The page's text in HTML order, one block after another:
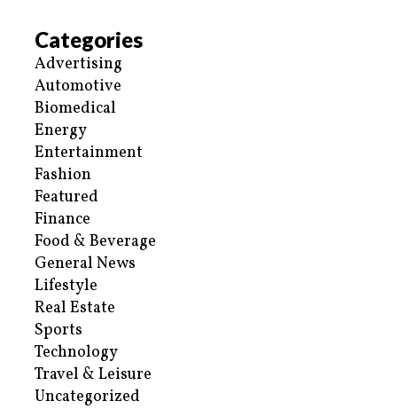
Categories
Advertising
Automotive
Biomedical
Energy
Entertainment
Fashion
Featured
Finance
Food & Beverage
General News
Lifestyle
Real Estate
Sports
Technology
Travel & Leisure
Uncategorized